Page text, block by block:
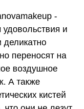
-
и
деликатно
переносят на
воздушное
А также
кистей